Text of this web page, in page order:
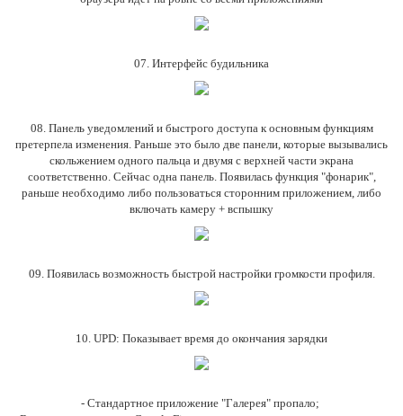
07. Интерфейс будильника
08. Панель уведомлений и быстрого доступа к основным функциям
претерпела изменения. Раньше это было две панели, которые вызывались
скольжением одного пальца и двумя с верхней части экрана
соответственно. Сейчас одна панель. Появилась функция "фонарик",
раньше необходимо либо пользоваться сторонним приложением, либо
включать камеру + вспышку
09. Появилась возможность быстрой настройки громкости профиля.
10. UPD: Показывает время до окончания зарядки
- Стандартное приложение "Галерея" пропало;